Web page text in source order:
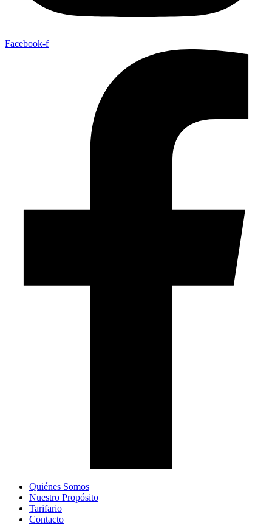
Facebook-f
Quiénes Somos
Nuestro Propósito
Tarifario
Contacto